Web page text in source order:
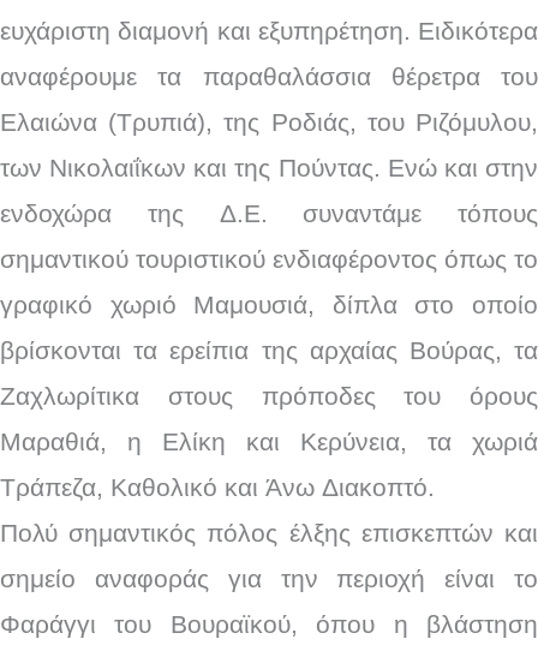
ευχάριστη διαμονή και εξυπηρέτηση. Ειδικότερα
αναφέρουμε τα παραθαλάσσια θέρετρα του
Ελαιώνα (Τρυπιά), της Ροδιάς, του Ριζόμυλου,
των Νικολαιΐκων και της Πούντας. Ενώ και στην
ενδοχώρα της Δ.Ε. συναντάμε τόπους
σημαντικού τουριστικού ενδιαφέροντος όπως το
γραφικό χωριό Μαμουσιά, δίπλα στο οποίο
βρίσκονται τα ερείπια της αρχαίας Βούρας, τα
Ζαχλωρίτικα στους πρόποδες του όρους
Μαραθιά, η Ελίκη και Κερύνεια, τα χωριά
Τράπεζα, Καθολικό και Άνω Διακοπτό.
Πολύ σημαντικός πόλος έλξης επισκεπτών και
σημείο αναφοράς για την περιοχή είναι το
Φαράγγι του Βουραϊκού, όπου η βλάστηση